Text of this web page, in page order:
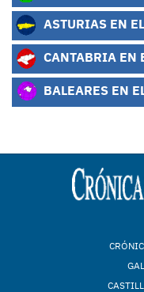
ASTURIAS EN
CANTABRIA EN
BALEARES EN